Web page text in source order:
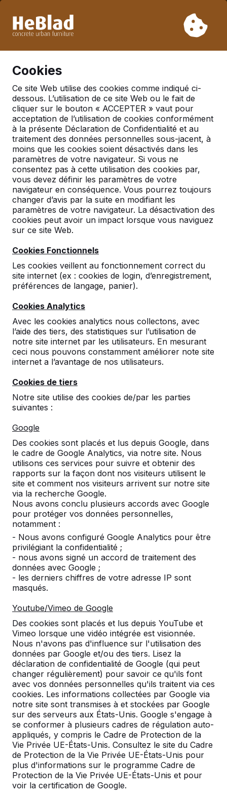
semaine 31 à la semaine 33. Veuillez donc tenir compte des
délais de livraison plus longs.
Cookies
Ce site Web utilise des cookies comme indiqué ci-
dessous. L’utilisation de ce site Web ou le fait de
cliquer sur le bouton « ACCEPTER » vaut pour
acceptation de l’utilisation de cookies conformément
à la présente Déclaration de Confidentialité et au
traitement des données personnelles sous-jacent, à
moins que les cookies soient désactivés dans les
paramètres de votre navigateur. Si vous ne
consentez pas à cette utilisation des cookies par,
vous devez définir les paramètres de votre
navigateur en conséquence. Vous pourrez toujours
changer d’avis par la suite en modifiant les
paramètres de votre navigateur. La désactivation des
cookies peut avoir un impact lorsque vous naviguez
sur ce site Web.
Cookies Fonctionnels
Les cookies veillent au fonctionnement correct du
site internet (ex : cookies de login, d’enregistrement,
préférences de langage, panier).
Cookies Analytics
Avec les cookies analytics nous collectons, avec
l’aide des tiers, des statistiques sur l’utilisation de
notre site internet par les utilisateurs. En mesurant
ceci nous pouvons constamment améliorer note site
internet a l’avantage de nos utilisateurs.
Cookies de tiers
Notre site utilise des cookies de/par les parties
suivantes :
Google
Des cookies sont placés et lus depuis Google, dans
le cadre de Google Analytics, via notre site. Nous
utilisons ces services pour suivre et obtenir des
rapports sur la façon dont nos visiteurs utilisent le
site et comment nos visiteurs arrivent sur notre site
via la recherche Google.
Nous avons conclu plusieurs accords avec Google
pour protéger vos données personnelles,
notamment :
- Nous avons configuré Google Analytics pour être
privilégiant la confidentialité ;
- nous avons signé un accord de traitement des
données avec Google ;
- les derniers chiffres de votre adresse IP sont
masqués.
Youtube/Vimeo de Google
Des cookies sont placés et lus depuis YouTube et
Vimeo lorsque une vidéo intégrée est visionnée.
Nous n'avons pas d'influence sur l'utilisation des
données par Google et/ou des tiers. Lisez la
déclaration de confidentialité de Google (qui peut
changer régulièrement) pour savoir ce qu'ils font
avec vos données personnelles qu'ils traitent via ces
cookies. Les informations collectées par Google via
notre site sont transmises à et stockées par Google
sur des serveurs aux États-Unis. Google s'engage à
se conformer à plusieurs cadres de régulation auto-
appliqués, y compris le Cadre de Protection de la
Vie Privée UE-États-Unis. Consultez le site du Cadre
de Protection de la Vie Privée UE-États-Unis pour
plus d'informations sur le programme Cadre de
Protection de la Vie Privée UE-États-Unis et pour
voir la certification de Google.
Tables de jeu
Table multi-jeux DeLuxe
Table Multi-jeux (1-3-2) DeLuxe Beton
Naturel
€ 3.500,00 hors TVA
Sélectionnez une variante:
Voir le produit
€ 3.650,00 hors TVA
Sélectionnez une variante:
Voir le produit